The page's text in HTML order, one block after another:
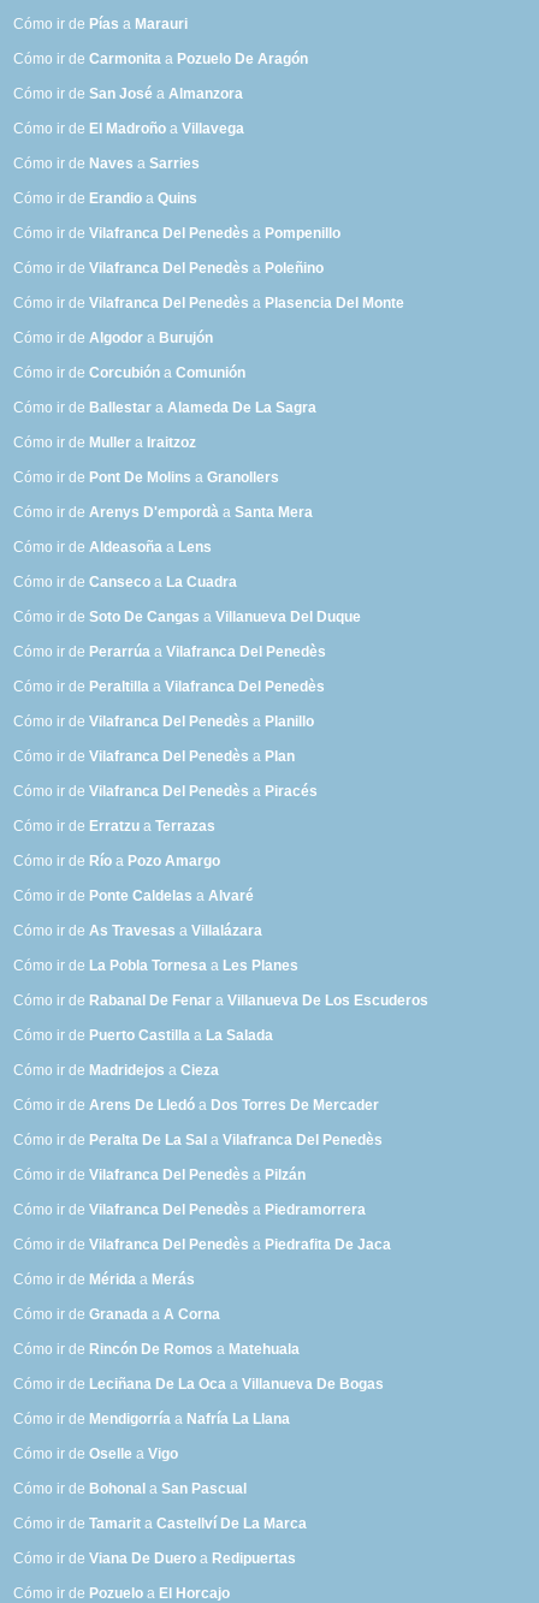
Cómo ir de Pías a Marauri
Cómo ir deCarmonita a Pozuelo De Aragón
Cómo ir deSan José aAlmanzora
Cómo ir de El Madroño aVillavega
Cómo ir de Naves aSarries
Cómo ir de Erandio aQuins
Cómo ir deVilafranca Del Penedès a Pompenillo
Cómo ir deVilafranca Del Penedès a Poleñino
Cómo ir deVilafranca Del Penedès a Plasencia Del Monte
Cómo ir deAlgodor a Burujón
Cómo ir deCorcubión aComunión
Cómo ir de Ballestar aAlameda De La Sagra
Cómo ir de Muller a Iraitzoz
Cómo ir de Pont De Molins aGranollers
Cómo ir deArenys D'empordà aSanta Mera
Cómo ir deAldeasoña a Lens
Cómo ir deCanseco a La Cuadra
Cómo ir deSoto De Cangas aVillanueva Del Duque
Cómo ir de Perarrúa aVilafranca Del Penedès
Cómo ir de Peraltilla aVilafranca Del Penedès
Cómo ir deVilafranca Del Penedès a Planillo
Cómo ir deVilafranca Del Penedès a Plan
Cómo ir deVilafranca Del Penedès a Piracés
Cómo ir de Erratzu aTerrazas
Cómo ir de Río a Pozo Amargo
Cómo ir de Ponte Caldelas aAlvaré
Cómo ir deAs Travesas aVillalázara
Cómo ir de La Pobla Tornesa a Les Planes
Cómo ir de Rabanal De Fenar aVillanueva De Los Escuderos
Cómo ir de Puerto Castilla a La Salada
Cómo ir de Madridejos aCieza
Cómo ir deArens De Lledó a Dos Torres De Mercader
Cómo ir de Peralta De La Sal aVilafranca Del Penedès
Cómo ir deVilafranca Del Penedès a Pilzán
Cómo ir deVilafranca Del Penedès a Piedramorrera
Cómo ir deVilafranca Del Penedès a Piedrafita De Jaca
Cómo ir de Mérida a Merás
Cómo ir deGranada aA Corna
Cómo ir de Rincón De Romos a Matehuala
Cómo ir de Leciñana De La Oca aVillanueva De Bogas
Cómo ir de Mendigorría a Nafría La Llana
Cómo ir deOselle aVigo
Cómo ir de Bohonal aSan Pascual
Cómo ir deTamarit aCastellví De La Marca
Cómo ir deViana De Duero a Redipuertas
Cómo ir de Pozuelo a El Horcajo